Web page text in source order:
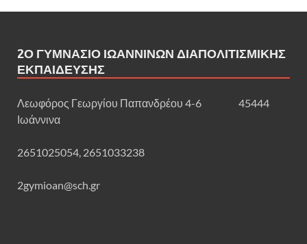
2Ο ΓΥΜΝΆΣΙΟ ΙΩΑΝΝΊΝΩΝ ΔΙΑΠΟΛΙΤΙΣΜΙΚΉΣ
ΕΚΠΑΊΔΕΥΣΗΣ
Λεωφόρος Γεωργίου Παπανδρέου 4-6 45444
Ιωάννινα
2651025054, 2651033238
2gymioan@sch.gr